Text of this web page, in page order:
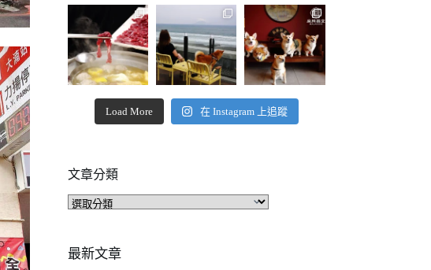
Load More 在 Instagram 上追蹤
文章分類
文
類
最新文章